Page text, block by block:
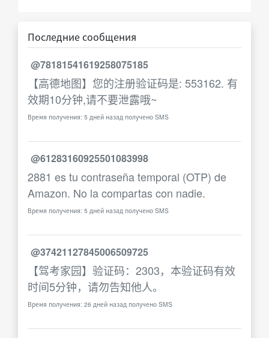
Последние сообщения
@78181541619258075185
【高德地图】您的注册验证码是: 553162. 有
效期10分钟,请不要泄露哦~
Время получения: 5 дней назад получено SMS
@61283160925501083998
2881 es tu contraseña temporal (OTP) de
Amazon. No la compartas con nadie.
Время получения: 5 дней назад получено SMS
@37421127845006509725
【驾考家园】验证码：2303，本验证码有效
时间5分钟，请勿告知他人。
Время получения: 26 дней назад получено SMS